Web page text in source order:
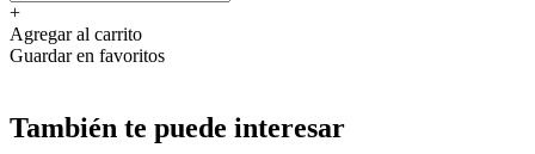
+
Agregar al carrito
Guardar en favoritos
También te puede interesar